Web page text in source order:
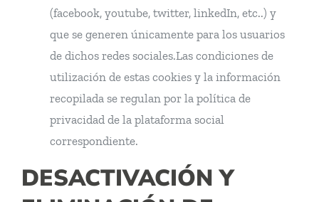
(facebook, youtube, twitter, linkedIn, etc..) y
que se generen únicamente para los usuarios
de dichos redes sociales.Las condiciones de
utilización de estas cookies y la información
recopilada se regulan por la política de
privacidad de la plataforma social
correspondiente.
DESACTIVACIÓN Y